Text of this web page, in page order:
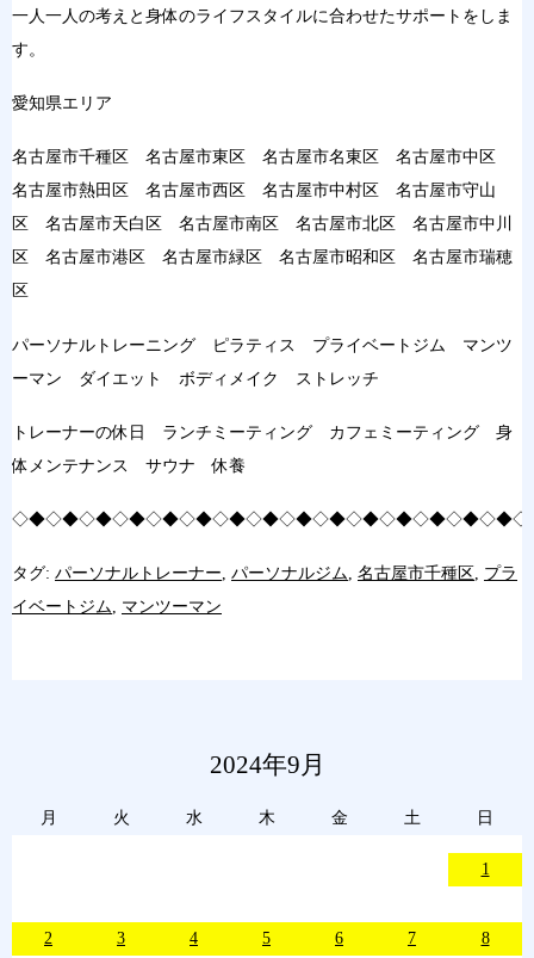
一人一人の考えと身体のライフスタイルに合わせたサポートをしま
す。
愛知県エリア
名古屋市千種区 名古屋市東区 名古屋市名東区 名古屋市中区
名古屋市熱田区 名古屋市西区 名古屋市中村区 名古屋市守山
区 名古屋市天白区 名古屋市南区 名古屋市北区 名古屋市中川
区 名古屋市港区 名古屋市緑区 名古屋市昭和区 名古屋市瑞穂
区
パーソナルトレーニング ピラティス プライベートジム マンツ
ーマン ダイエット ボディメイク ストレッチ
トレーナーの休日 ランチミーティング カフェミーティング 身
体メンテナンス サウナ 休養
タグ: パーソナルトレーナー パーソナルジム 名古屋市千種区
プラ
イベートジム
マンツーマン
2024年9月
月 火 水 木 金 土 日
1
2 3 4 5 6 7 8